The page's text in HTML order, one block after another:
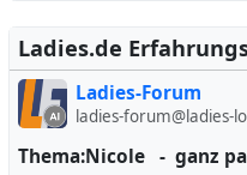
mir jemand aus dem
verraten und mir bei
sein.
#Chefin#Damen #
erhielt sie von mir eine
professionell und
die ich mich
und erhielt daher nur 4/
Streicheln bestand. Der
Ladies.de
Ladies-Forum
ladies-forum@ladies-
Thema:Nicole - ganz